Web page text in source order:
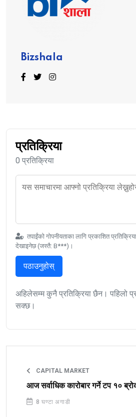
Bizshala
प्रतिक्रिया
0 प्रतिक्रिया
तपाईंको गोपनीयताका लागि प्रकाशित
देखाइनेछ (जस्तै: B***)।
पठाउनुहोस्
अहिलेसम्म कुनै प्रतिक्रिया छैन। पहिलो
सक्छ।
CAPITAL MARKET
आज सर्वाधिक कारोबार गर्ने टप १०
8 घण्टा अगाडी